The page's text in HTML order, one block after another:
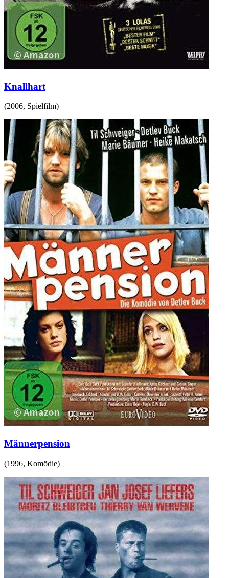
Knallhart
(2006, Spielfilm)
Männerpension
(1996, Komödie)